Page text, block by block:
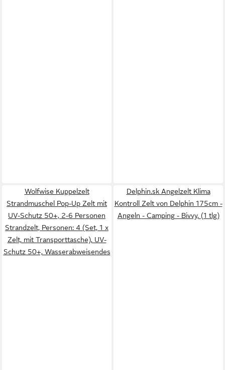
Wolfwise Kuppelzelt
Strandmuschel Pop-Up Zelt mit
UV-Schutz 50+, 2-6 Personen
Strandzelt, Personen: 4 (Set, 1 x
Zelt, mit Transporttasche), UV-
Schutz 50+, Wasserabweisendes
Delphin.sk Angelzelt Klima
Kontroll Zelt von Delphin 175cm -
Angeln - Camping - Bivvy, (1 tlg)